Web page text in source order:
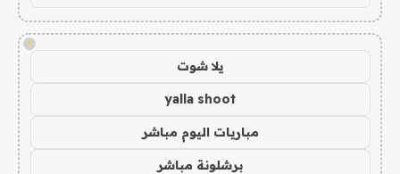
!
يلا شوت
yalla shoot
مباريات اليوم مباشر
برشلونة مباشر